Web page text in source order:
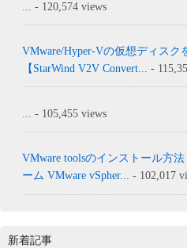
- 120,574 views
VMware/Hyper-Vの仮想ディスク
【StarWind V2V Convert... -
- 105,455 views
VMware toolsのインストール方
ーム VMware vSpher... - 102,017
新着記事